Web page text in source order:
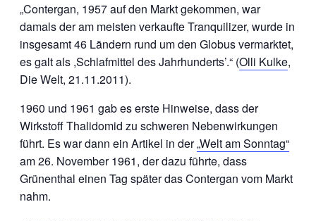
„Contergan, 1957 auf den Markt gekommen, war
damals der am meisten verkaufte Tranquilizer, wurde in
insgesamt 46 Ländern rund um den Globus vermarktet,
es galt als ,Schlafmittel des Jahrhunderts’.“ (Olli Kulke,
Die Welt, 21.11.2011).
1960 und 1961 gab es erste Hinweise, dass der
Wirkstoff Thalidomid zu schweren Nebenwirkungen
führt. Es war dann ein Artikel in der„Welt am Sonntag“
am 26. November 1961, der dazu führte, dass
Grünenthal einen Tag später das Contergan vom Markt
nahm.